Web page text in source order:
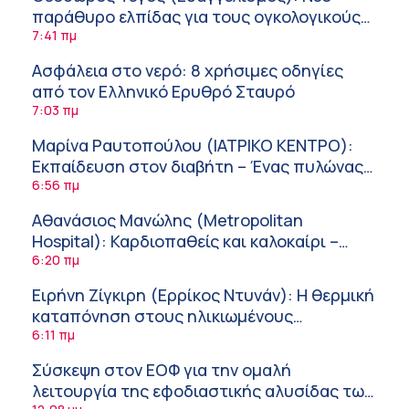
παράθυρο ελπίδας για τους ογκολογικούς
ασθενείς μέσω κλινικών δοκιμών
7:41 πμ
Ασφάλεια στο νερό: 8 χρήσιμες οδηγίες
από τον Ελληνικό Ερυθρό Σταυρό
7:03 πμ
Μαρίνα Ραυτοπούλου (ΙΑΤΡΙΚΟ ΚΕΝΤΡΟ):
Εκπαίδευση στον διαβήτη – Ένας πυλώνας
της σύγχρονης φροντίδας
6:56 πμ
Αθανάσιος Μανώλης (Metropolitan
Hospital): Καρδιοπαθείς και καλοκαίρι –
Διακοπές με ασφάλεια
6:20 πμ
Ειρήνη Ζίγκιρη (Ερρίκος Ντυνάν): H θερμική
καταπόνηση στους ηλικιωμένους
εργαζόμενους
6:11 πμ
Σύσκεψη στον ΕΟΦ για την ομαλή
λειτουργία της εφοδιαστικής αλυσίδας των